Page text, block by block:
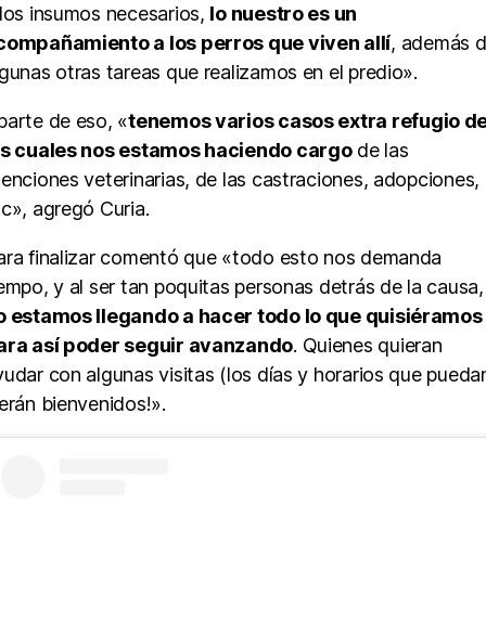
insumos necesarios, lo nuestro es un
a los perros que viven allí, además
otras tareas que realizamos en el predio».
de eso, «tenemos varios casos extra refugio
cuales nos estamos haciendo cargode las
veterinarias, de las castraciones, adopciones,
agregó Curia.
finalizar comentó que «todo esto nos demanda
y al ser tan poquitas personas detrás de la causa,
estamos llegando a hacer todo lo que quisiéramos
así poder seguir avanzando. Quienes quieran
con algunas visitas (los días y horarios que
bienvenidos!».